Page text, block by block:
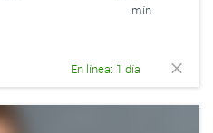
mín.
En línea: 1 día